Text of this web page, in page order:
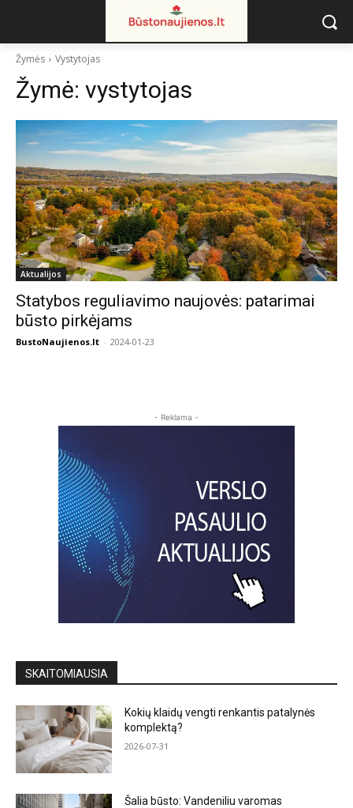
Žymės Vystytojas
Žymė: vystytojas
Aktualijos
Statybos reguliavimo naujovės: patarimai
būsto pirkėjams
BustoNaujienos.lt - 2024-01-23
- Reklama -
SKAITOMIAUSIA
Kokių klaidų vengti renkantis patalynės
komplektą?
2026-07-31
Šalia būsto: Vandeniliu varomas